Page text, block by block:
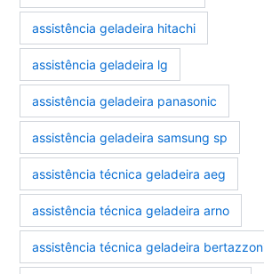
assistência geladeira hitachi
assistência geladeira lg
assistência geladeira panasonic
assistência geladeira samsung sp
assistência técnica geladeira aeg
assistência técnica geladeira arno
assistência técnica geladeira